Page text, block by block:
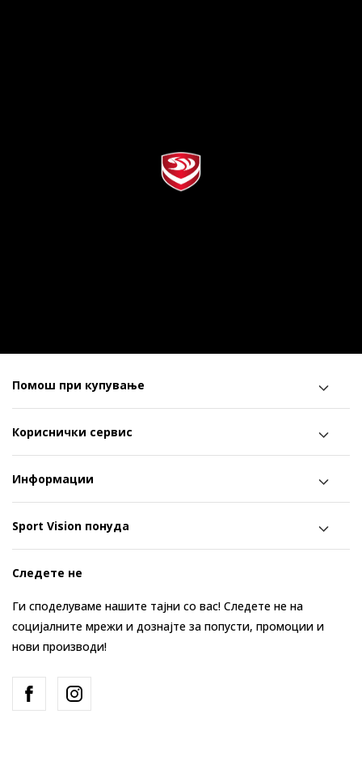
Помош при купување
Кориснички сервис
Информации
Sport Vision понуда
Следете не
Ги споделуваме нашите тајни со вас! Следете не на
социјалните мрежи и дознајте за попусти, промоции и
нови производи!